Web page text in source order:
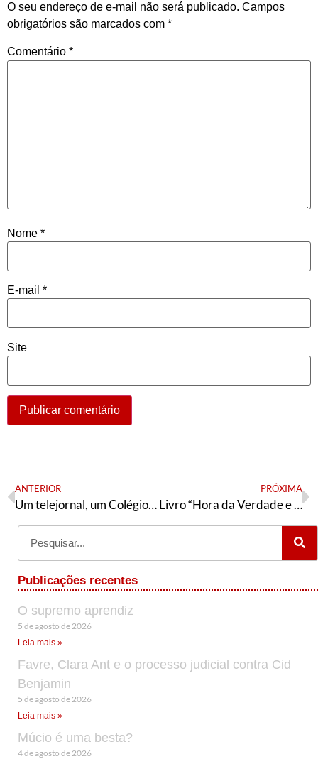
O seu endereço de e-mail não será publicado. Campos
obrigatórios são marcados com *
Comentário *
Nome *
E-mail *
Site
ANTERIOR
Um telejornal, um Colégio Eleitoral e mais que um “detalhe Histórico”
PRÓXIMA
Livro “Hora da Verdade e outros escritos”
Publicações recentes
O supremo aprendiz
5 de agosto de 2026
Leia mais »
Favre, Clara Ant e o processo judicial contra Cid
Benjamin
5 de agosto de 2026
Leia mais »
Múcio é uma besta?
4 de agosto de 2026